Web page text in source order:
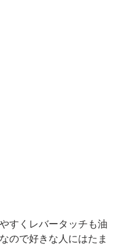
すくレバータッチも油
ので好きな人にはたま